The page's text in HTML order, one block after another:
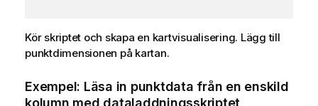
Kör skriptet och skapa en kartvisualisering. Lägg till
punktdimensionen på kartan.
Exempel: Läsa in punktdata från en enskild